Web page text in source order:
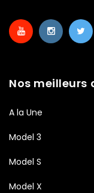
Nos meilleurs
A la Une
Model 3
Model S
Model X